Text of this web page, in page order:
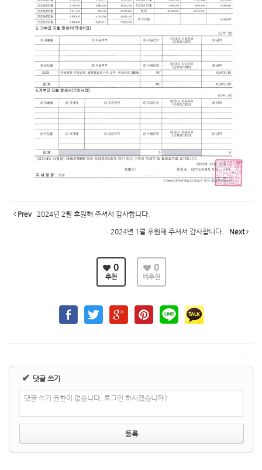
Prev 2024년 2월 후원해 주셔서 감사합니다.
2024년 1월 후원해 주셔서 감사합니다. Next
0
추천
0
비추천
✔ 댓글 쓰기
댓글 쓰기 권한이 없습니다. 로그인 하시겠습니까?